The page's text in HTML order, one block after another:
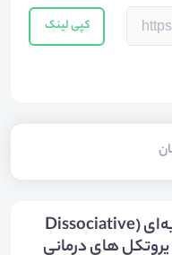
کپی لینک
توضیحات اختلال هویت تجزیه‌ای (Dissociative